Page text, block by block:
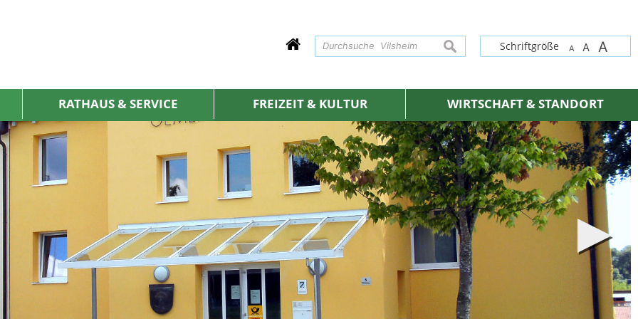
Schriftgröße A A A
suchen
RATHAUS & SERVICE FREIZEIT & KULTUR WIRTSCHAFT & STANDORT